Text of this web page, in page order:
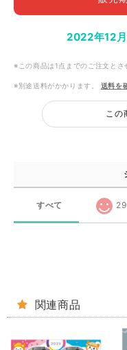
2022年12
※この商品は1点までのご注文とさ
※別途送料がかかります。 送料を
この
すべて
関連商品